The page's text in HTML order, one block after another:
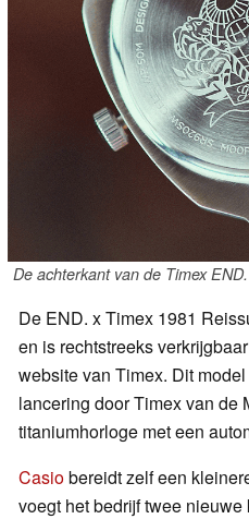
De achterkant van de Timex
De END. x Timex 1981
en is rechtstreeks
website van Timex. Dit
lancering door Timex van de
titaniumhorloge met een
Casiobereidt zelf een
voegt het bedrijf twee